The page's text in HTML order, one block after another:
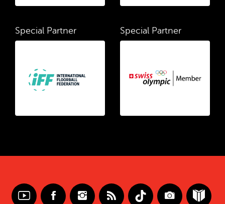
Special Partner Special Partner